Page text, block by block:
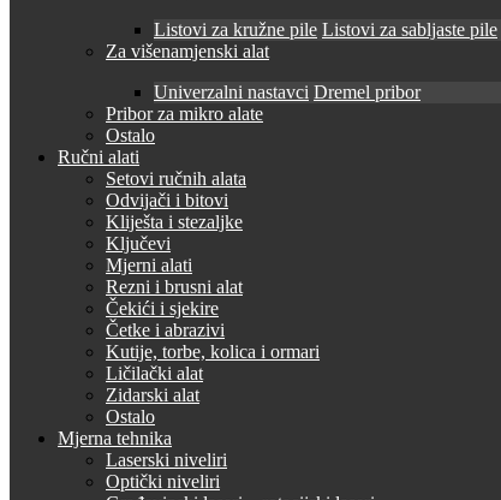
Listovi za kružne pile Listovi za sabljaste pile
Za višenamjenski alat
Univerzalni nastavci Dremel pribor
Pribor za mikro alate
Ostalo
Ručni alati
Setovi ručnih alata
Odvijači i bitovi
Kliješta i stezaljke
Ključevi
Mjerni alati
Rezni i brusni alat
Čekići i sjekire
Četke i abrazivi
Kutije, torbe, kolica i ormari
Ličilački alat
Zidarski alat
Ostalo
Mjerna tehnika
Laserski niveliri
Optički niveliri